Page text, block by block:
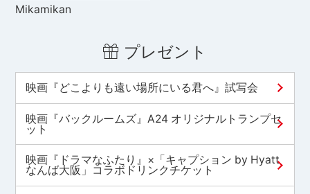
Mikamikan
プレゼント
映画『どこよりも遠い場所にいる君へ』試写会
映画『バックルームズ』A24 オリジナルトランプセ
ット
映画『ドラマなふたり』×「キャプション by Hyatt
なんば大阪」コラボドリンクチケット